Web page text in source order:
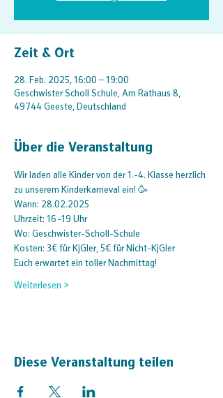
Zeit & Ort
28. Feb. 2025, 16:00 – 19:00
Geschwister Scholl Schule, Am Rathaus 8,
49744 Geeste, Deutschland
Über die Veranstaltung
Wir laden alle Kinder von der 1.-4. Klasse herzlich
zu unserem Kinderkarneval ein! 🥳
Wann: 28.02.2025
Uhrzeit: 16-19 Uhr
Wo: Geschwister-Scholl-Schule
Kosten: 3€ für KjGler, 5€ für Nicht-KjGler
Euch erwartet ein toller Nachmittag!
Weiterlesen >
Diese Veranstaltung teilen